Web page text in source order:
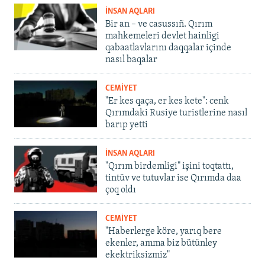
İNSAN AQLARI
Bir an – ve casussıñ. Qırım
mahkemeleri devlet hainligi
qabaatlavlarını daqqalar içinde
nasıl baqalar
CEMİYET
"Er kes qaça, er kes kete": cenk
Qırımdaki Rusiye turistlerine nasıl
barıp yetti
İNSAN AQLARI
"Qırım birdemligi" işini toqtattı,
tintüv ve tutuvlar ise Qırımda daa
çoq oldı
CEMİYET
"Haberlerge köre, yarıq bere
ekenler, amma biz bütünley
ekektriksizmiz"